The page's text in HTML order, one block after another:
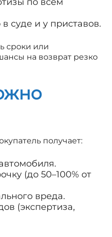
суде и у приставов.
сроки или
на возврат резко
получает:
(до 50–100% от
вреда.
(экспертиза,